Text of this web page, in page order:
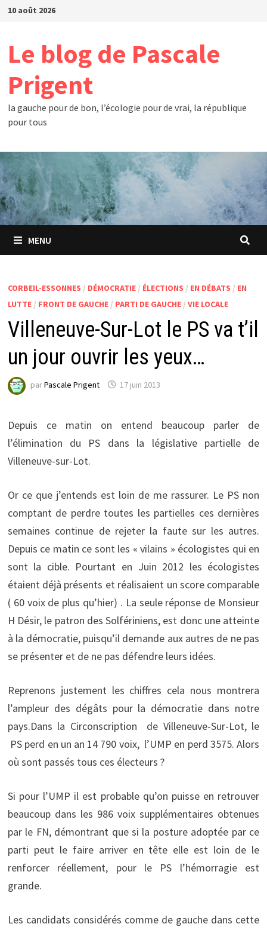
Passer
10 août 2026
Le blog de Pascale
Prigent
la gauche pour de bon, l’écologie pour de vrai, la république
pour tous
MENU
CORBEIL-ESSONNES / DÉMOCRATIE/ ÉLECTIONS / EN DÉBATS / EN
LUTTE/ FRONT DE GAUCHE/ PARTI DE GAUCHE/ VIE LOCALE
Villeneuve-Sur-Lot le PS va t’il
un jour ouvrir les yeux…
parPascale Prigent 17 juin 2013
Depuis ce matin on entend beaucoup parler de
l’élimination du PS dans la législative partielle de
Villeneuve-sur-Lot.
Or ce que j’entends est loin de me rassurer. Le PS non
comptant de perdre toutes les partielles ces dernières
semaines continue de rejeter la faute sur les autres.
Depuis ce matin ce sont les « vilains » écologistes qui en
sont la cible. Pourtant en Juin 2012 les écologistes
étaient déjà présents et réalisaient un score comparable
( 60 voix de plus qu’hier) . La seule réponse de Monsieur
H Désir, le patron des Solfériniens, est donc une atteinte
à la démocratie, puisqu’il demande aux autres de ne pas
se présenter et de ne pas défendre leurs idées.
Reprenons justement les chiffres cela nous montrera
l’ampleur des dégâts pour la démocratie dans notre
pays.Dans la Circonscription de Villeneuve-Sur-Lot, le
PS perd en un an 14 790 voix, l’UMP en perd 3575. Alors
où sont passés tous ces électeurs ?
Si pour l’UMP il est probable qu’on puisse en retrouver
beaucoup dans les 986 voix supplémentaires obtenues
par le FN, démontrant que si la posture adoptée par ce
parti peut le faire arriver en tête elle est loin de le
renforcer réellement, pour le PS l’hémorragie est
grande.
Les candidats considérés comme de gauche dans cette